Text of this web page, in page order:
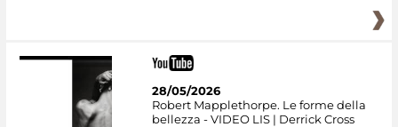
28/05/2026
Robert Mapplethorpe. Le forme della
bellezza - VIDEO LIS | Derrick Cross